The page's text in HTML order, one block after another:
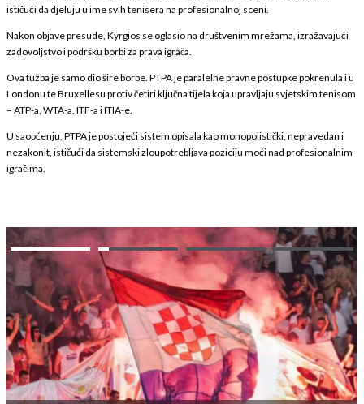
ističući da djeluju u ime svih tenisera na profesionalnoj sceni.
Nakon objave presude, Kyrgios se oglasio na društvenim mrežama, izražavajući
zadovoljstvo i podršku borbi za prava igrača.
Ova tužba je samo dio šire borbe. PTPA je paralelne pravne postupke pokrenula i u
Londonu te Bruxellesu protiv četiri ključna tijela koja upravljaju svjetskim tenisom
– ATP-a, WTA-a, ITF-a i ITIA-e.
U saopćenju, PTPA je postojeći sistem opisala kao monopolistički, nepravedan i
nezakonit, ističući da sistemski zloupotrebljava poziciju moći nad profesionalnim
igračima.